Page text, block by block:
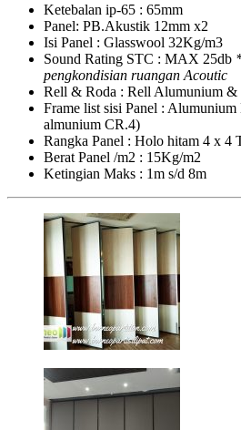
Ketebalan ip-65 : 65mm
Panel: PB.Akustik 12mm x2
Isi Panel : Glasswool 32Kg/m3
Sound Rating STC : MAX 25db
pengkondisian ruangan Acoutic
Rell & Roda : Rell Alumunium &
Frame list sisi Panel :
almunium CR.4)
Rangka Panel : Holo hitam 4 x 4
Berat Panel /m2 : 15Kg/m2
Ketingian Maks : 1m s/d 8m